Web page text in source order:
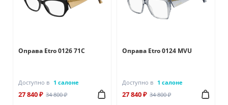
Оправа Etro 0126 71C
Доступно в 1 салоне
27 840 ₽ 34 800 ₽
Оправа Etro 0124 MVU
Доступно в 1 салоне
27 840 ₽ 34 800 ₽